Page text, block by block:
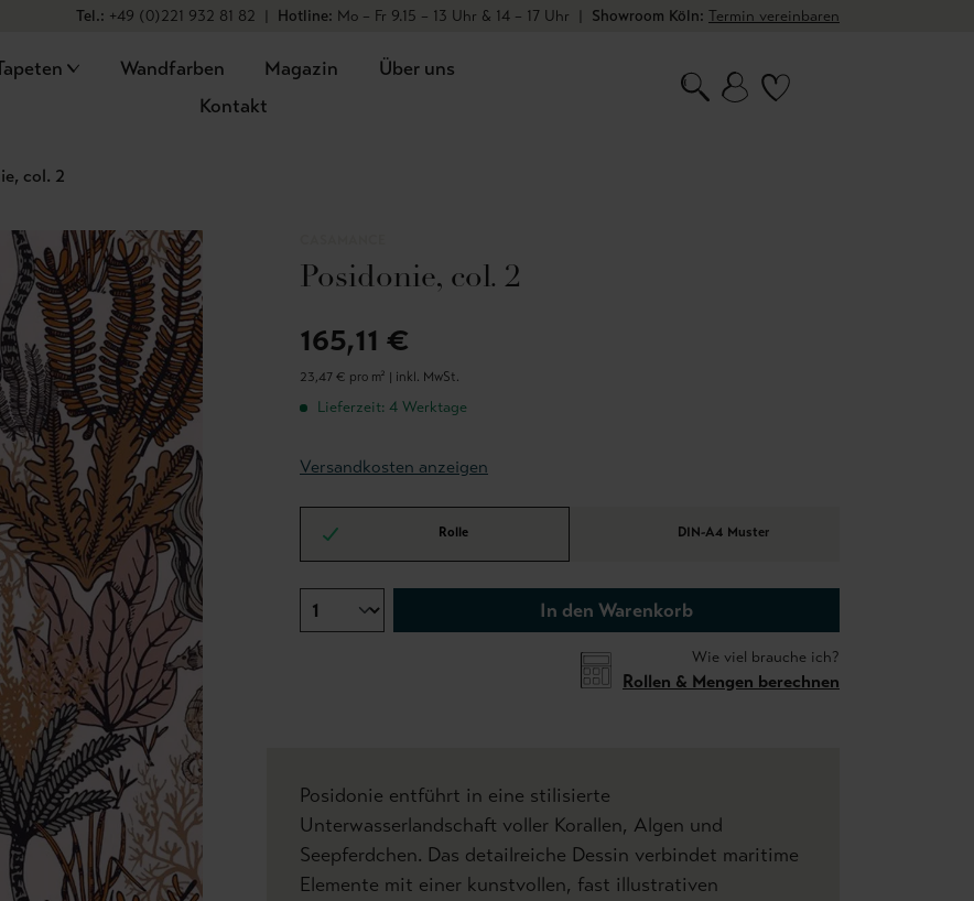
Tel.: +49 (0)221 932 81 82 | Hotline: Mo – Fr 9.15 – 13 Uhr & 14 – 17 Uhr | Showroom Köln: Termin vereinbaren
Wandfarben Magazin
Über uns
Kontakt
col. 2
Posidonie, col. 2
165,11 €
23,47 € pro m² | inkl. MwSt.
Lieferzeit: 4 Werktage
Versandkosten anzeigen
Rolle DIN-A4 Muster
In den Warenkorb
Wie viel brauche ich?
Rollen & Mengen berechnen
Posidonie entführt in eine stilisierte
Unterwasserlandschaft voller Korallen, Algen und
Seepferdchen. Das detailreiche Dessin verbindet maritime
Elemente mit einer kunstvollen, fast illustrativen